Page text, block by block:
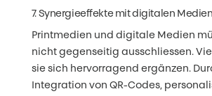
7. Synergieeffekte mit digitalen Medien
Printmedien und digitale Medien
nicht gegenseitig ausschliessen.
sie sich hervorragend ergänzen.
Integration von QR-Codes,